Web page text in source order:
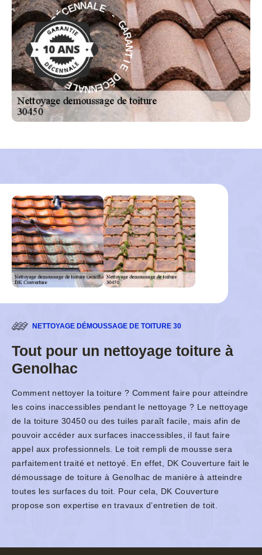
G
A
R
A
N
T
I
E
D
É
C
E
NNALE - GAR
A
N
T
I
E
D
É
C
E
N
N
A
L
E
-
NETTOYAGE DÉMOUSSAGE DE TOITURE 30
Tout pour un nettoyage toiture à
Genolhac
Comment nettoyer la toiture ? Comment faire pour atteindre
les coins inaccessibles pendant le nettoyage ? Le nettoyage
de la toiture 30450 ou des tuiles paraît facile, mais afin de
pouvoir accéder aux surfaces inaccessibles, il faut faire
appel aux professionnels. Le toit rempli de mousse sera
parfaitement traité et nettoyé. En effet, DK Couverture fait le
démoussage de toiture à Genolhac de manière à atteindre
toutes les surfaces du toit. Pour cela, DK Couverture
propose son expertise en travaux d’entretien de toit.